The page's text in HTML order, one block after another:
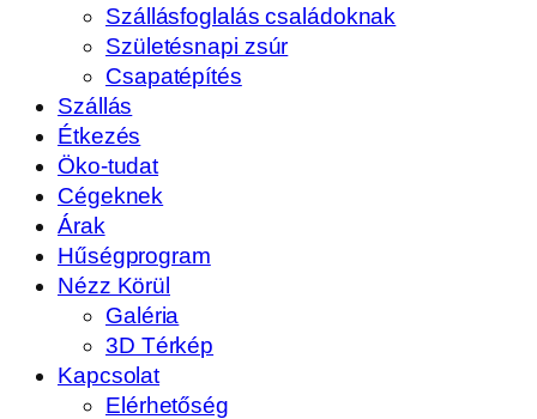
Szállásfoglalás családoknak
Születésnapi zsúr
Csapatépítés
Szállás
Étkezés
Öko-tudat
Cégeknek
Árak
Hűségprogram
Nézz Körül
Galéria
3D Térkép
Kapcsolat
Elérhetőség